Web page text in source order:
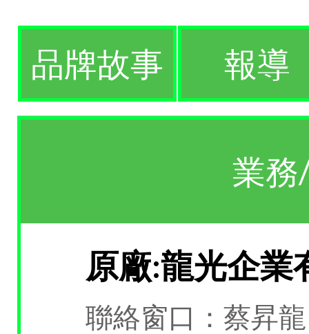
品牌故事 報導
業務
原廠:龍光企業
聯絡窗口：蔡昇龍